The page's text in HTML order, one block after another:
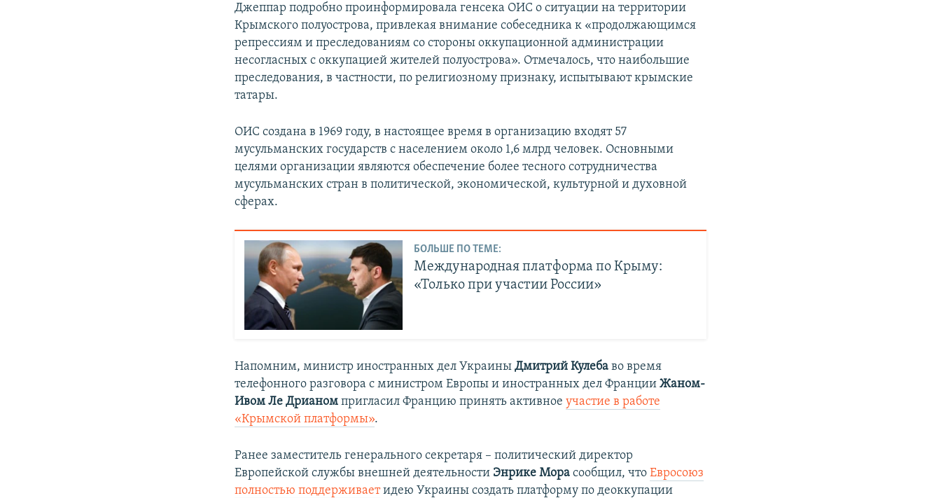
Джеппар подробно проинформировала генсека ОИС о ситуации на территории
Крымского полуострова, привлекая внимание собеседника к «продолжающимся
репрессиям и преследованиям со стороны оккупационной администрации
несогласных с оккупацией жителей полуострова». Отмечалось, что наибольшие
преследования, в частности, по религиозному признаку, испытывают крымские
татары.
ОИС создана в 1969 году, в настоящее время в организацию входят 57
мусульманских государств с населением около 1,6 млрд человек. Основными
целями организации являются обеспечение более тесного сотрудничества
мусульманских стран в политической, экономической, культурной и духовной
сферах.
БОЛЬШЕ ПО ТЕМЕ:
Международная платформа по Крыму:
«Только при участии России»
Напомним, министр иностранных дел УкраиныДмитрий Кулеба во время
телефонного разговора с министром Европы и иностранных дел ФранцииЖаном-
Ивом Ле Дрианом пригласил Францию принять активноеучастие в работе
«Крымской платформы».
Ранее заместитель генерального секретаря – политический директор
Европейской службы внешней деятельности Энрике Мора сообщил, чтоЕвросоюз
полностью поддерживаетидею Украины создать платформу по деоккупации